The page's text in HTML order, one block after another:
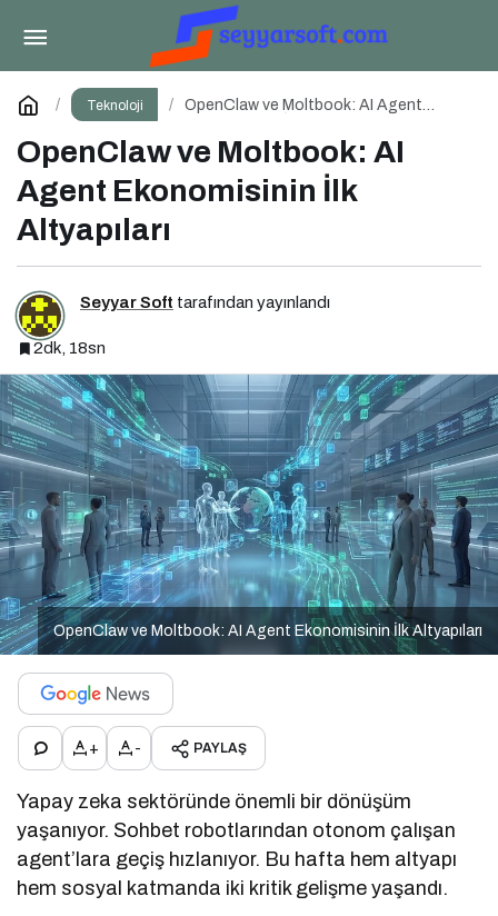
Teknoloji
OpenClaw ve Moltbook: AI Agent
OpenClaw ve Moltbook: AI
Agent Ekonomisinin İlk
Altyapıları
Seyyar Soft tarafından yayınlandı
2dk, 18sn
OpenClaw ve Moltbook: AI Agent Ekonomisinin İlk Altyapıları
+ - PAYLAŞ
Yapay zeka sektöründe önemli bir dönüşüm
yaşanıyor. Sohbet robotlarından otonom çalışan
agent’lara geçiş hızlanıyor. Bu hafta hem altyapı
hem sosyal katmanda iki kritik gelişme yaşandı.
Dijital Çağda Donanım Güvenliği
Yorum Yap